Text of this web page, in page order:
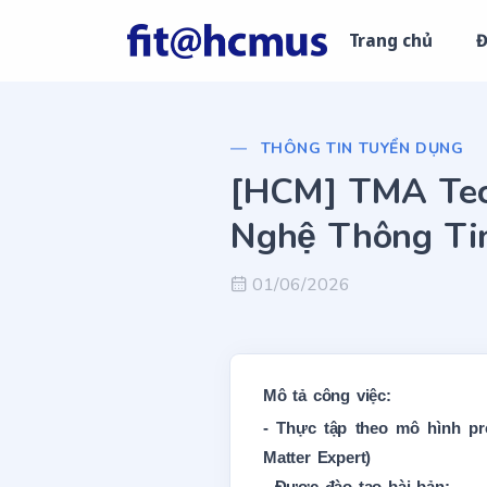
Trang chủ
THÔNG TIN TUYỂN DỤNG
[HCM] TMA
Nghệ Thông
01/06/2026
Mô tả công việc:
- Thực tập theo mô hình
Matter Expert)